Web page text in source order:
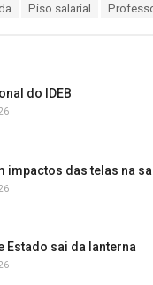
Piso salarial
do IDEB
das telas na
Estado sai da lanterna